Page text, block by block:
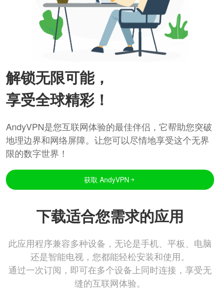
解锁无限可能，
享受全球精彩！
AndyVPN是您互联网体验的最佳伴侣，它帮助您突破
地理边界和网络屏障。让您可以尽情地享受这个无界
限的数字世界！
获取 AndyVPN
下载适合您需求的应用
此应用程序兼容多种设备，无论是手机、平板、电脑
还是智能电视，您都能轻松安装和使用。
通过一次订阅，即可在多个设备上同时连接，享受无
缝的互联网体验。